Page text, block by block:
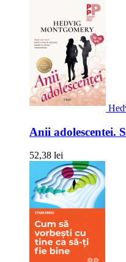
Anii adolescentei.
52,38 lei